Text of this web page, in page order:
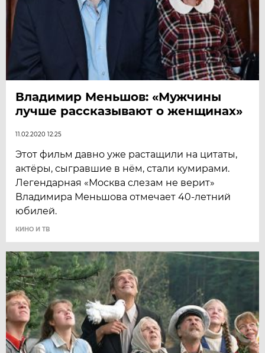
Владимир Меньшов: «Мужчины
лучше рассказывают о женщинах»
11.02.2020 12:25
Этот фильм давно уже растащили на цитаты,
актёры, сыгравшие в нём, стали кумирами.
Легендарная «Москва слезам не верит»
Владимира Меньшова отмечает 40-летний
юбилей.
КИНО И ТВ